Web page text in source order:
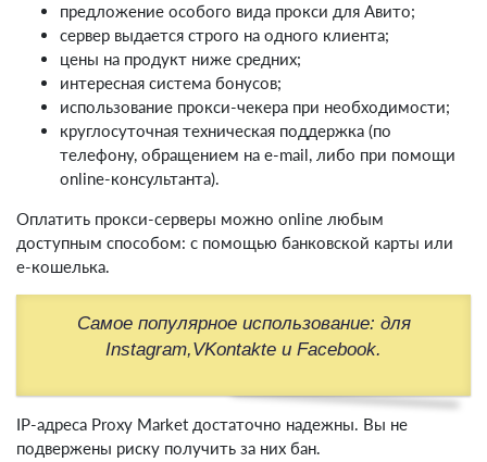
предложение особого вида прокси для Авито;
сервер выдается строго на одного клиента;
цены на продукт ниже средних;
интересная система бонусов;
использование прокси-чекера при необходимости;
круглосуточная техническая поддержка (по
телефону, обращением на e-mail, либо при помощи
online-консультанта).
Оплатить прокси-серверы можно online любым
доступным способом: с помощью банковской карты или
е-кошелька.
Самое популярное использование: для
Instagram,VKontakte и Facebook.
IP-адреса Proxy Market достаточно надежны. Вы не
подвержены риску получить за них бан.